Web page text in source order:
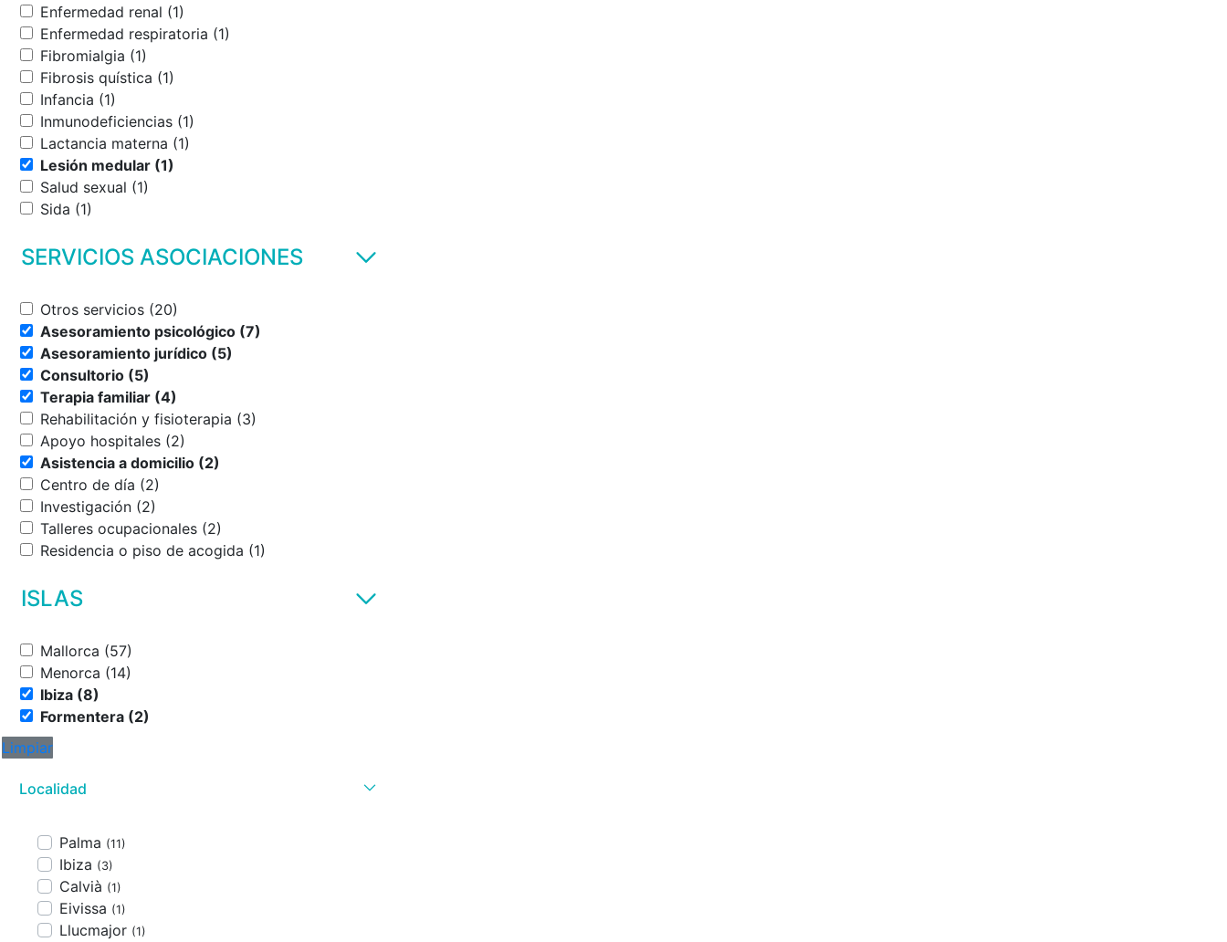
Enfermedad renal (1)
Enfermedad respiratoria (1)
Fibromialgia (1)
Fibrosis quística (1)
Infancia (1)
Inmunodeficiencias (1)
Lactancia materna (1)
Lesión medular (1)
Salud sexual (1)
Sida (1)
SERVICIOS ASOCIACIONES
Otros servicios (20)
Asesoramiento psicológico (7)
Asesoramiento jurídico (5)
Consultorio (5)
Terapia familiar (4)
Rehabilitación y fisioterapia (3)
Apoyo hospitales (2)
Asistencia a domicilio (2)
Centro de día (2)
Investigación (2)
Talleres ocupacionales (2)
Residencia o piso de acogida (1)
ISLAS
Mallorca (57)
Menorca (14)
Ibiza (8)
Formentera (2)
Limpiar
Localidad
Palma (11)
Ibiza (3)
Calvià (1)
Eivissa (1)
Llucmajor (1)